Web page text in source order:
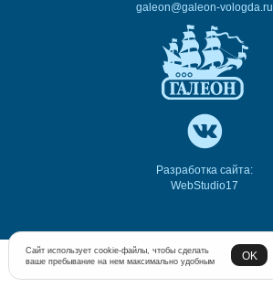
galeon@galeon-vologda.ru
Разработка сайта:
WebStudio17
Сайт использует cookie-файлы, чтобы сделать
ваше пребывание на нем максимально удобным
OK